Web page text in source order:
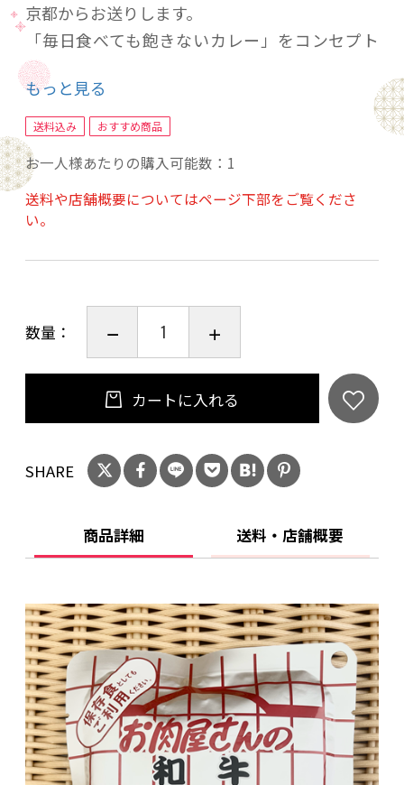
京都からお送りします。
「毎日食べても飽きないカレー」をコンセプト
に。
スパイス控えめでまろやか、中辛だけど辛すぎ
ない和風カレーです。
普段よりワンランク上のビーフカレーをご賞味
ください。
■原材料名：牛肉（国産）、野菜（たまねぎ、
糖、カレー粉、食塩、チャツネ、リンゴピュー
レ、トマトペースト、醤油、乳等を主要原料と
する食品、ビーフエキス、ウスターソース、は
ちみつ、しょうがペースト、にんにくペースト
／調味料（アミノ酸等）、着色料（カラメル、
（一部に小麦・乳成分・牛肉・大豆・豚肉・り
■殺菌方法：気密性容器に密封し、加圧加熱殺
菌
■保存方法：直射日光を避け、常温で保存して
ください。
■賞味期限：パッケージに記載 製造日より２
年
■栄養成分表示：1袋(200g)当たり
エネルギー：216kcal たんぱく質:10.2g 脂
もっと見る
送料込み おすすめ商品
お一人様あたりの購入可能数：1
送料や店舗概要についてはページ下部をご覧くださ
い。
数量：
カートに入れる
SHARE
商品詳細 送料・店舗概要